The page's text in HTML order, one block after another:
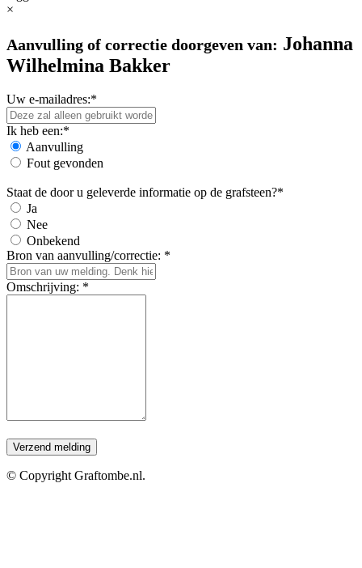
×
Aanvulling of correctie doorgeven van: Johanna
Wilhelmina Bakker
Uw e-mailadres:*
Ik heb een:*
Aanvulling
Fout gevonden
Staat de door u geleverde informatie op de grafsteen?*
Ja
Nee
Onbekend
Bron van aanvulling/correctie: *
Omschrijving: *
© Copyright Graftombe.nl.